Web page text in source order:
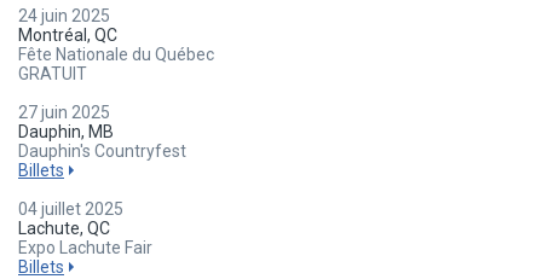
24 juin 2025
Montréal, QC
Fête Nationale du Québec
GRATUIT
27 juin 2025
Dauphin, MB
Dauphin's Countryfest
Billets
04 juillet 2025
Lachute, QC
Expo Lachute Fair
Billets